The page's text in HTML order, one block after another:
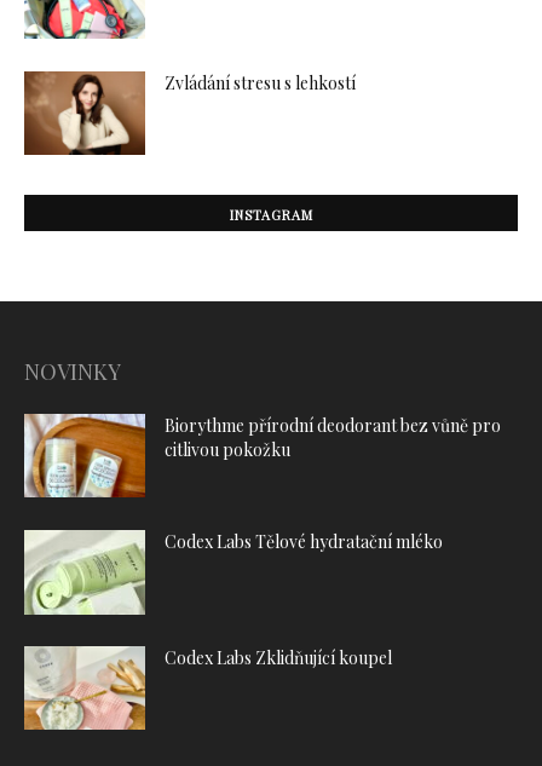
Zvládání stresu s lehkostí
INSTAGRAM
NOVINKY
Biorythme přírodní deodorant bez vůně pro
citlivou pokožku
Codex Labs Tělové hydratační mléko
Codex Labs Zklidňující koupel